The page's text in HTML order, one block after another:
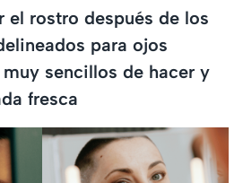
el rostro después de los
para ojos
sencillos de hacer y
fresca